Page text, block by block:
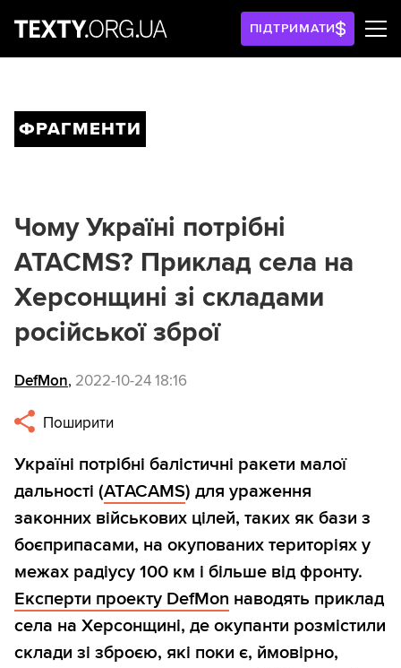
ПІДТРИМАТИ
ФРАГМЕНТИ
Чому Україні потрібні
ATACMS? Приклад села на
Херсонщині зі складами
російської зброї
DefMon, 2022-10-24 18:16
Поширити
Україні потрібні балістичні ракети малої
дальності (ATACAMS) для ураження
законних військових цілей, таких як бази з
боєприпасами, на окупованих територіях у
межах радіусу 100 км і більше від фронту.
Експерти проекту DefMon наводять приклад
села на Херсонщині, де окупанти розмістили
склади зі зброєю, які поки є, ймовірно,